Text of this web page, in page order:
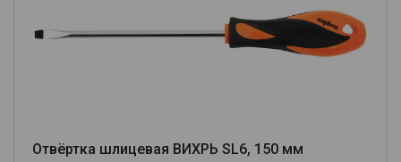
Отвёртка шлицевая ВИХРЬ SL6, 150 мм